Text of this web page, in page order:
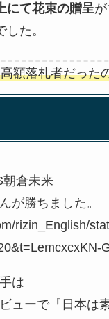
にて花束の贈呈が
た。
額落札者だった
朝倉未来
が勝ちました。
rizin_English/
は
ューで『日本は